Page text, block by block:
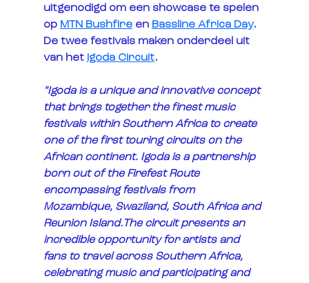
uitgenodigd om een showcase te spelen
op MTN Bushfire en Bassline Africa Day.
De twee festivals maken onderdeel uit
van het Igoda Circuit.
"Igoda is a unique and innovative concept
that brings together the finest music
festivals within Southern Africa to create
one of the first touring circuits on the
African continent. Igoda is a partnership
born out of the Firefest Route
encompassing festivals from
Mozambique, Swaziland, South Africa and
Reunion Island.The circuit presents an
incredible opportunity for artists and
fans to travel across Southern Africa,
celebrating music and participating and